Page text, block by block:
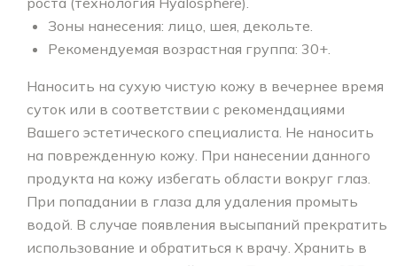
Зоны нанесения: лицо, шея, декольте.
Рекомендуемая возрастная группа: 30+.
Наносить на сухую чистую кожу в вечернее время
суток или в соответствии с рекомендациями
Вашего эстетического специалиста. Не наносить
на поврежденную кожу. При нанесении данного
продукта на кожу избегать области вокруг глаз.
При попадании в глаза для удаления промыть
водой. В случае появления высыпаний прекратить
использование и обратиться к врачу. Хранить в